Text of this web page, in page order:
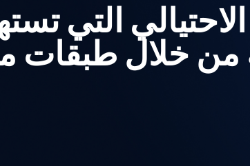
التي
خلال طبقات